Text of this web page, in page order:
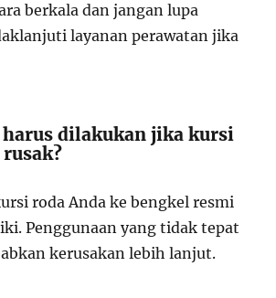
berkala dan jangan lupa
layanan perawatan jika
harus dilakukan jika kursi
roda Anda ke bengkel resmi
Penggunaan yang tidak tepat
kerusakan lebih lanjut.